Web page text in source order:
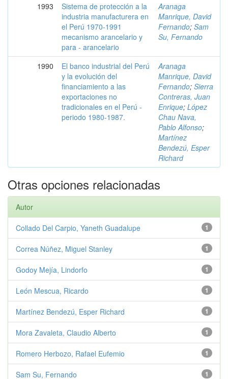
1993
Sistema de protección a la
industria manufacturera en
el Perú 1970-1991
mecanismo arancelario y
para - arancelario
Aranaga
Manrique, David
Fernando; Sam
Su, Fernando
1990
El banco industrial del Perú
y la evolución del
financiamiento a las
exportaciones no
tradicionales en el Perú -
periodo 1980-1987.
Aranaga
Manrique, David
Fernando; Sierra
Contreras, Juan
Enrique; López
Chau Nava,
Pablo Alfonso;
Martínez
Bendezú, Esper
Richard
Otras opciones relacionadas
Autor
1
Collado Del Carpio, Yaneth Guadalupe
1
Correa Núñez, Miguel Stanley
1
Godoy Mejía, Lindorfo
1
León Mescua, Ricardo
1
Martínez Bendezú, Esper Richard
1
Mora Zavaleta, Claudio Alberto
1
Romero Herbozo, Rafael Eufemio
1
Sam Su, Fernando